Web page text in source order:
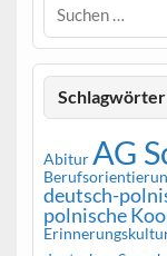
Schlagwörter
Abitur AG
deutsch-
polnische